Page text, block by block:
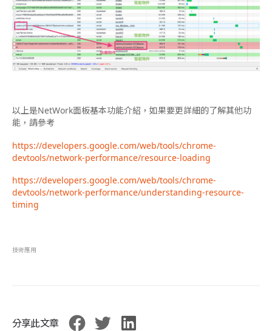
以上是NetWork面板基本功能介紹，如果要更詳細的了解其他功
能，請參考
https://developers.google.com/web/tools/chrome-
devtools/network-performance/resource-loading
https://developers.google.com/web/tools/chrome-
devtools/network-performance/understanding-resource-
timing
技術應用
分享此文章